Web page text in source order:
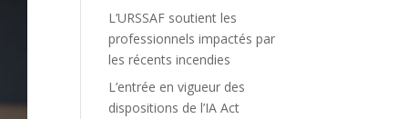
L’URSSAF soutient les
professionnels impactés par
les récents incendies
L’entrée en vigueur des
dispositions de l’IA Act